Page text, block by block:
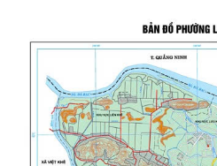
UBDN phường Lưu Kiếm thông báo
kiểm tra hồ sơ đăng ký, cấp Giấy...
UBND phường Lưu Kiếm thông báo
kiểm tra hồ sơ đăng ký, cấp Giấy...
ĐOÀN KIỂM TRA CỦA BAN
CÔNG TÁC KHOA HỌC, CÔNG NGHỆ,